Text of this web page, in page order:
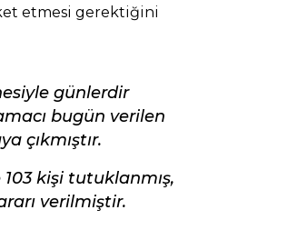
etmesi gerektiğini
günlerdir
bugün verilen
çıkmıştır.
103 kişi tutuklanmış,
verilmiştir.